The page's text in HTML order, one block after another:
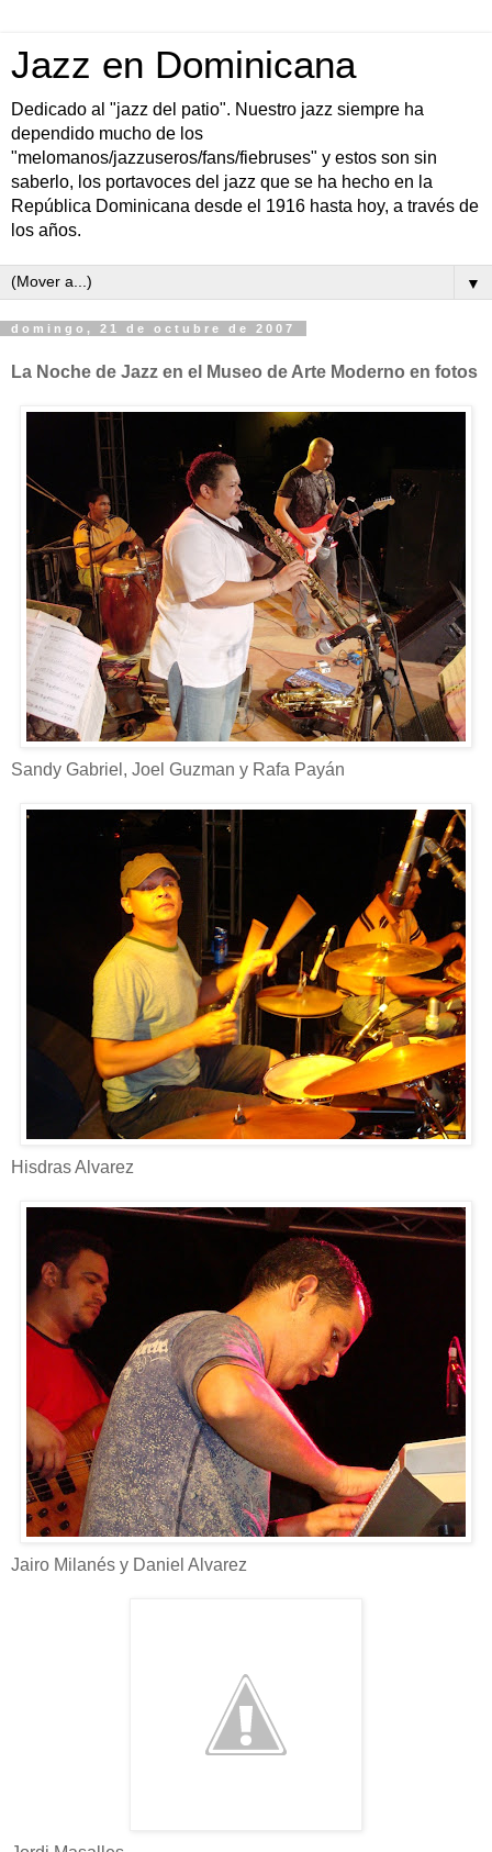
Jazz en Dominicana
Dedicado al "jazz del patio". Nuestro jazz siempre ha
dependido mucho de los
"melomanos/jazzuseros/fans/fiebruses" y estos son sin
saberlo, los portavoces del jazz que se ha hecho en la
República Dominicana desde el 1916 hasta hoy, a través de
los años.
▼
domingo, 21 de octubre de 2007
La Noche de Jazz en el Museo de Arte Moderno en fotos
Sandy Gabriel, Joel Guzman y Rafa Payán
Hisdras Alvarez
Jairo Milanés y Daniel Alvarez